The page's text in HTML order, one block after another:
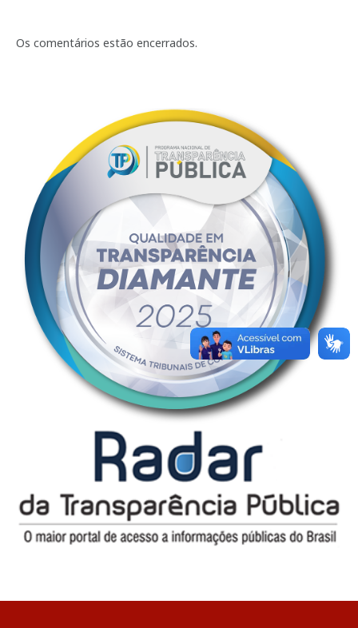
Os comentários estão encerrados.